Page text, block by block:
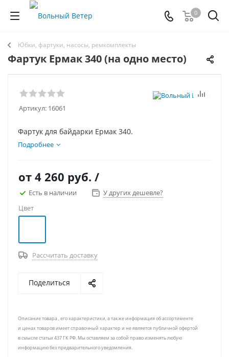
0
Юбки, фартуки, насосы, ремкомплекты
Фартук Ермак 340 (на одно место)
Артикул: 16061
Фартук для байдарки Ермак 340.
Подробнее
от 4 260 руб. /
Есть в наличии
У других дешевле?
Цвет
Рассчитать доставку
Поделиться
Описание товара , его характеристики, а также информация об ассортименте
и ценах товаров имеет справочный характер и не является публичной офертой
в смысле статьи 437 ГК РФ. Мы оставляем за собой право изменять любую
информацию без предварительного уведомления.